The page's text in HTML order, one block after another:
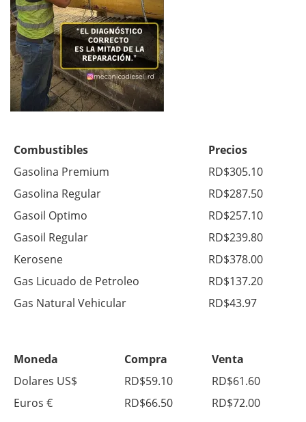
Combustibles
Precios
Gasolina Premium
RD$305.10
Gasolina Regular
RD$287.50
Gasoil Optimo
RD$257.10
Gasoil Regular
RD$239.80
Kerosene
RD$378.00
Gas Licuado de Petroleo
RD$137.20
Gas Natural Vehicular
RD$43.97
Moneda Compra
Venta
Dolares US$
RD$59.10
RD$61.60
Euros €
RD$66.50 RD$72.00